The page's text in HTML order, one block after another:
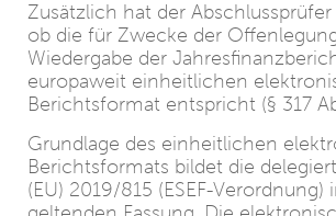
Zusätzlich hat der
ob die für Zwecke der
Wiedergabe der
europaweit einheitlichen
Berichtsformat entspricht (§ 317
Grundlage des einheitlichen
Berichtsformats bildet die
(EU) 2019/815 (ESEF-Verordnung)